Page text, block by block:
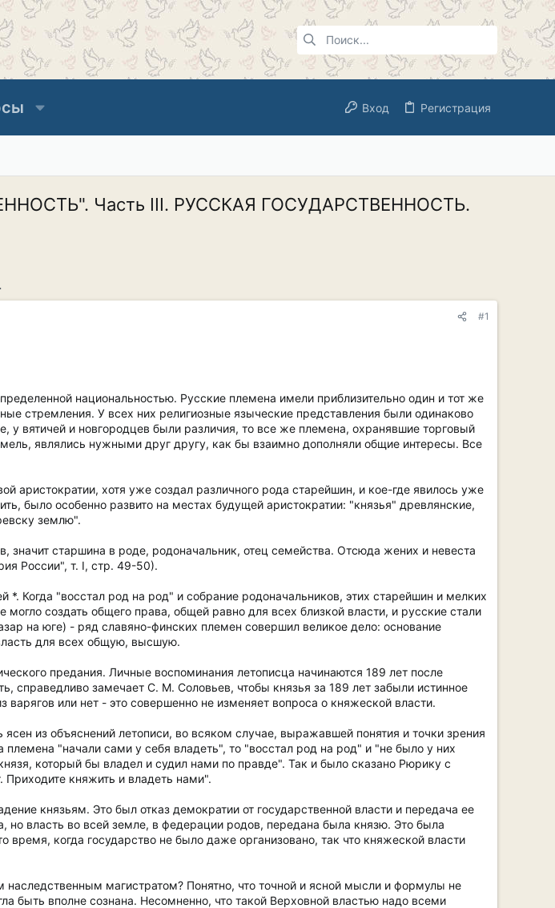
Вход Регистрация
Часть III. РУССКАЯ ГОСУДАРСТВЕННОСТЬ.
#1
национальностью. Русские племена имели приблизительно один и тот же
стремления. У всех них религиозные языческие представления были одинаково
вятичей и новгородцев были различия, то все же племена, охранявшие торговый
являлись нужными друг другу, как бы взаимно дополняли общие интересы. Все
аристократии, хотя уже создал различного рода старейшин, и кое-где явилось уже
было особенно развито на местах будущей аристократии: "князья" древлянские,
землю".
значит старшина в роде, родоначальник, отец семейства. Отсюда жених и невеста
России", т. I, стр. 49-50).
*. Когда "восстал род на род" и собрание родоначальников, этих старейшин и мелких
создать общего права, общей равно для всех близкой власти, и русские стали
на юге) - ряд славяно-финских племен совершил великое дело: основание
для всех общую, высшую.
предания. Личные воспоминания летописца начинаются 189 лет после
справедливо замечает С. М. Соловьев, чтобы князья за 189 лет забыли истинное
или нет - это совершенно не изменяет вопроса о княжеской власти.
из объяснений летописи, во всяком случае, выражавшей понятия и точки зрения
"начали сами у себя владеть", то "восстал род на род" и "не было у них
который бы владел и судил нами по правде". Так и было сказано Рюрику с
Приходите княжить и владеть нами".
князьям. Это был отказ демократии от государственной власти и передача ее
но власть во всей земле, в федерации родов, передана была князю. Это была
время, когда государство не было даже организовано, так что княжеской власти
магистратом? Понятно, что точной и ясной мысли и формулы не
быть вполне сознана. Несомненно, что такой Верховной властью надо всеми